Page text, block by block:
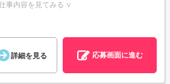
事内容を見てみる ∨
詳細を見る 応募画面に進む